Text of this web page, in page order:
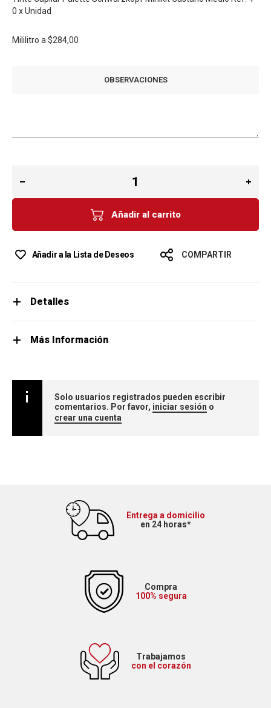
0 x Unidad
Mililitro a $284,00
OBSERVACIONES
Añadir al carrito
Añadir a la Lista de Deseos COMPARTIR
Detalles
Más Información
Solo usuarios registrados pueden escribir
comentarios. Por favor, iniciar sesión o
crear una cuenta
Entrega a domicilio
en 24 horas*
Compra
100% segura
Trabajamos
con el corazón